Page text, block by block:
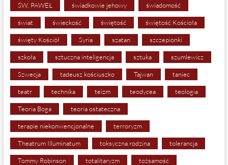
ŚW. PAWEŁ świadkowie jehowy świadomość
świat świeckość świętość świętość Kościoła
święty Kościół Syria szatan szczepionki
szkoła sztuczna inteligencja sztuka szumlewicz
Szwecja tadeusz kościuszko Tajwan taniec
teatr technika teizm teodycea teologia
Teoria Boga teoria ostateczna
terapie niekonwencjonalne terroryzm
Theatrum Illuminatum toksyczna rodzina tolerancja
Tommy Robinson totalitaryzm tożsamość